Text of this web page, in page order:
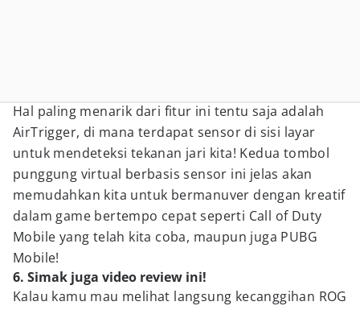
Hal paling menarik dari fitur ini tentu saja adalah
AirTrigger, di mana terdapat sensor di sisi layar
untuk mendeteksi tekanan jari kita! Kedua tombol
punggung virtual berbasis sensor ini jelas akan
memudahkan kita untuk bermanuver dengan kreatif
dalam game bertempo cepat seperti Call of Duty
Mobile yang telah kita coba, maupun juga PUBG
Mobile!
6. Simak juga video review ini!
Kalau kamu mau melihat langsung kecanggihan ROG